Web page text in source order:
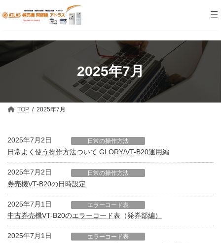
ン
テ
ツ
キ
ビ
ゲ
シ
に
2025年7月
TOP 2025年7月
2025年7月2日 日常の操作方法
日常よく使う操作方法ついて GLORY/VT-B20運用編
2025年7月2日 日常の操作方法
券売機VT-B20の日時設定
2025年7月1日 エラーコード表
中古券売機VT-B20のエラーコード表（発券部編）
2025年7月1日 エラーコード表